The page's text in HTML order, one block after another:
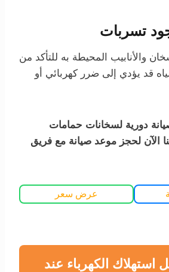
تسربات
والأنابيب المحيطة به للتأكد من
قد يؤدي إلى ضرر كهربائي أو
دورية لسخانات حمامات
الآن لحجز موعد صيانة مع فريق
عرض سعر
استهلاك الكهرباء عند